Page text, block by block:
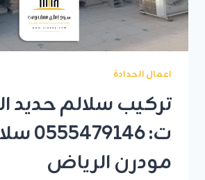
اعمال الحدادة
تركيب سلالم حديد
ت:
مودرن الرياض